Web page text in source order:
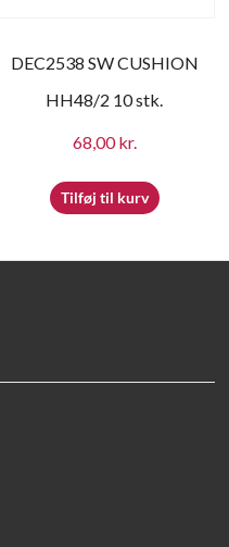
DEC2538 SW CUSHION
HH48/2 10 stk.
68,00kr.
Tilføj til kurv